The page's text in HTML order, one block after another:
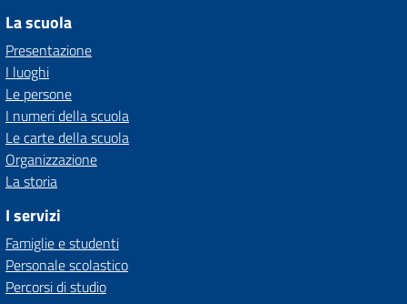
La scuola
Presentazione
I luoghi
Le persone
I numeri della scuola
Le carte della scuola
Organizzazione
La storia
I servizi
Famiglie e studenti
Personale scolastico
Percorsi di studio